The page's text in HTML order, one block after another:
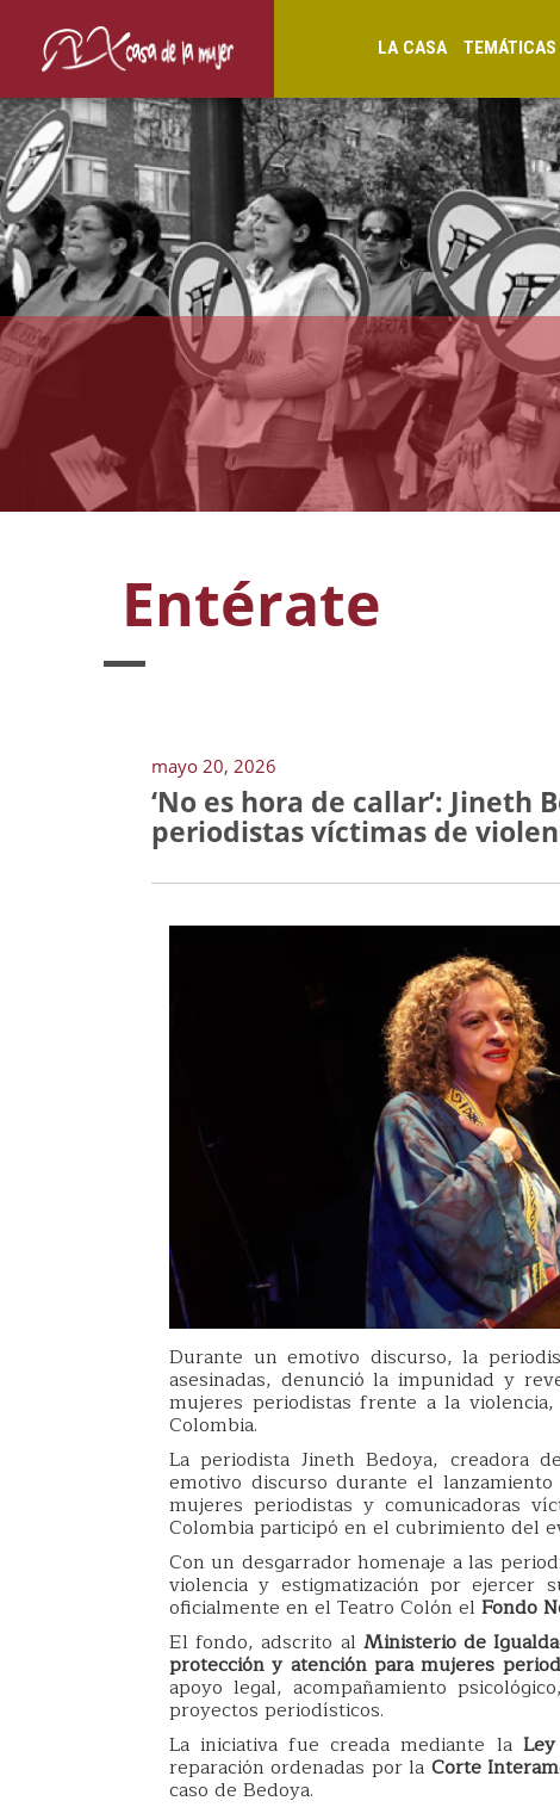
LA CASA TEMÁTICAS
Entérate
mayo 20, 2026
‘No es hora de callar’:
periodistas víctimas de
Durante un emotivo discurso, la
asesinadas, denunció la impunidad y
mujeres periodistas frente a la
Colombia.
La periodista Jineth Bedoya, creadora
emotivo discurso durante el
mujeres periodistas y comunicadoras
Colombia participó en el cubrimiento del
Con un desgarrador homenaje a las
violencia y estigmatización por ejercer
oficialmente en el Teatro Colón el Fondo
El fondo, adscrito al Ministerio de
protección y atención para mujeres
apoyo legal, acompañamiento
proyectos periodísticos.
La iniciativa fue creada mediante la
reparación ordenadas por la Corte
caso de Bedoya.